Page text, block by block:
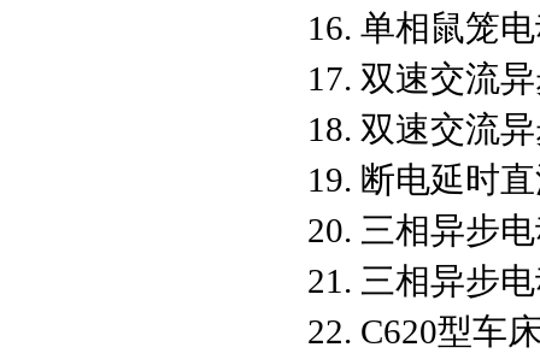
16. 单相鼠笼
17. 双速交流
18. 双速交流
19. 断电延时
20. 三相异步
21. 三相异步
22. C620型车